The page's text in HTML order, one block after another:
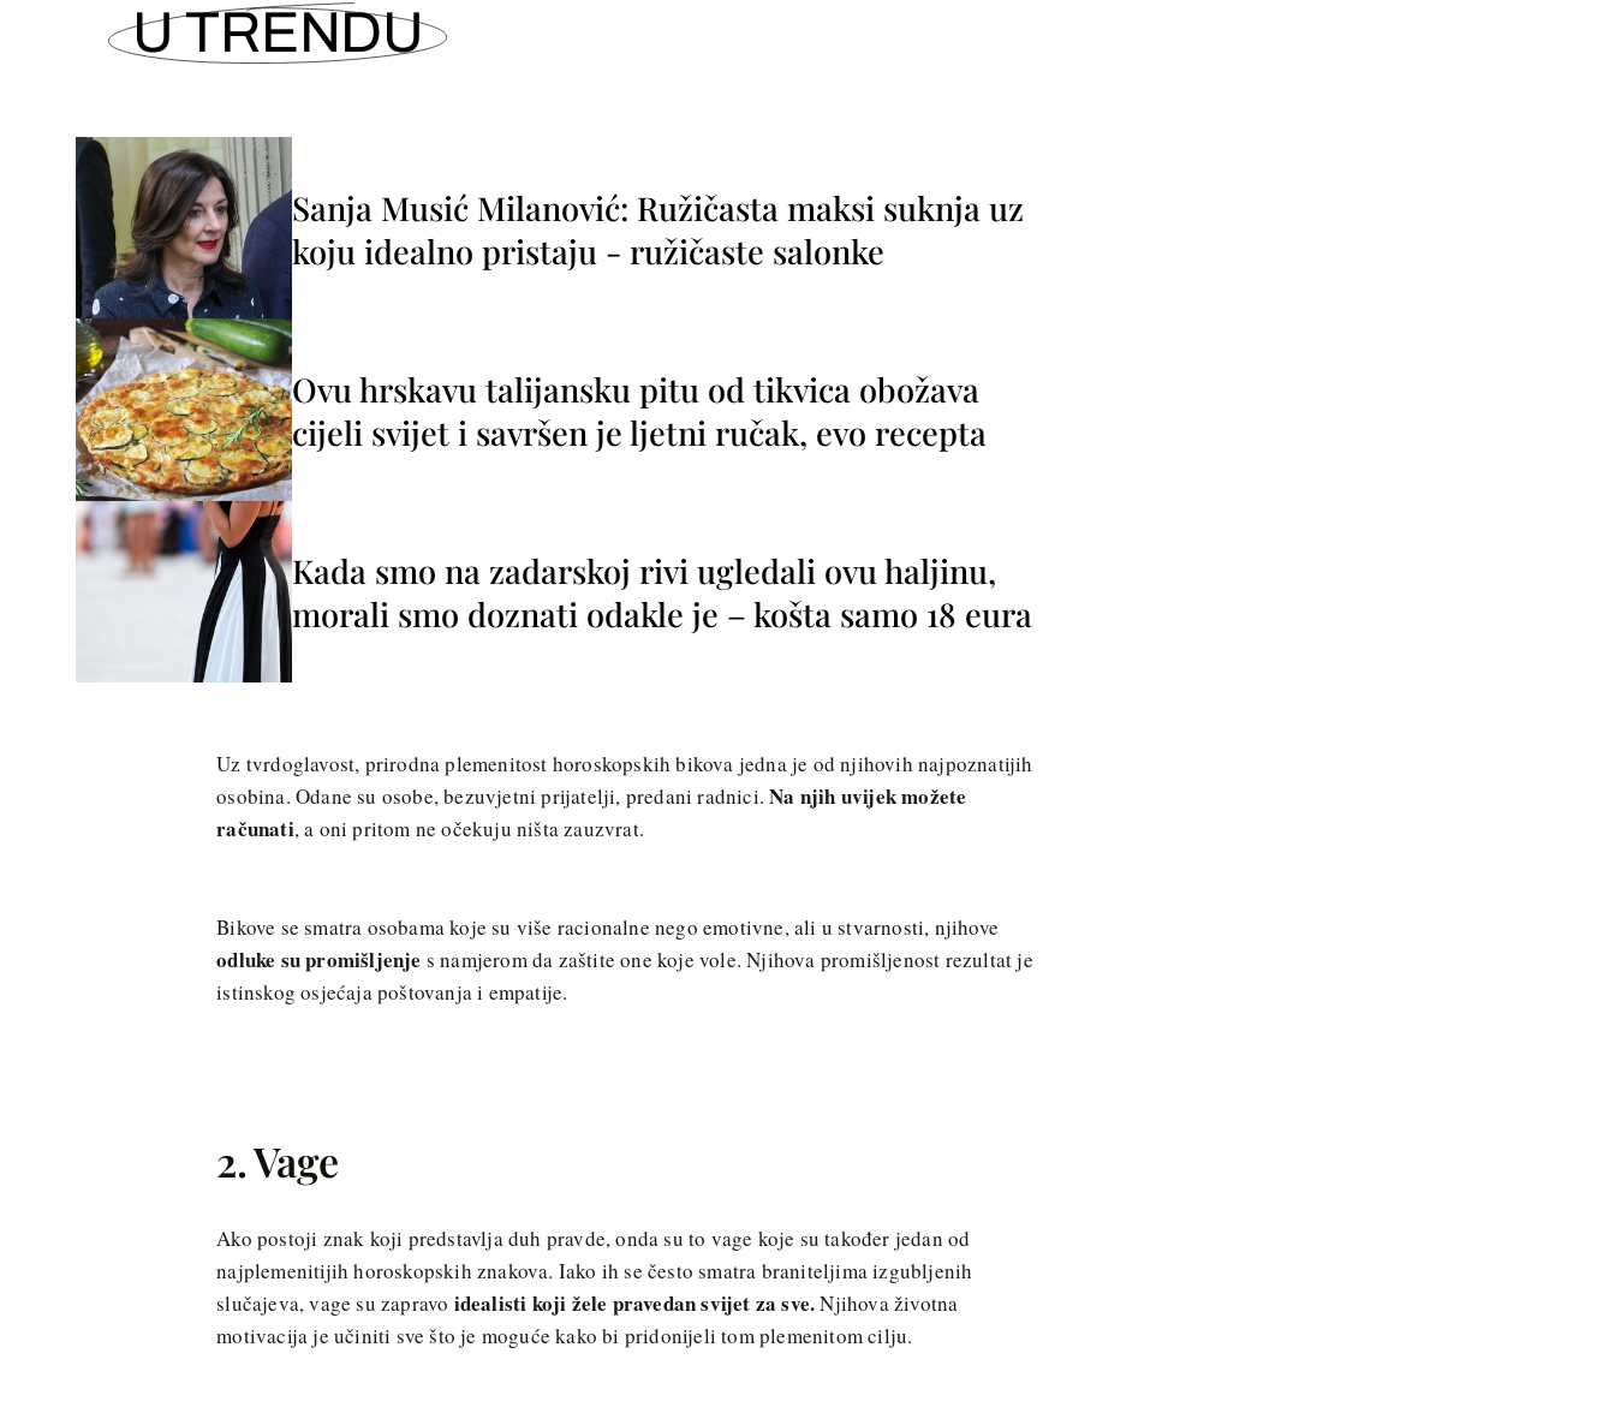
U TRENDU
Sanja Musić Milanović: Ružičasta maksi suknja uz
koju idealno pristaju - ružičaste salonke
Ovu hrskavu talijansku pitu od tikvica obožava
cijeli svijet i savršen je ljetni ručak, evo recepta
Kada smo na zadarskoj rivi ugledali ovu haljinu,
morali smo doznati odakle je – košta samo 18 eura
Uz tvrdoglavost, prirodna plemenitost horoskopskih bikova jedna je od njihovih najpoznatijih
osobina. Odane su osobe, bezuvjetni prijatelji, predani radnici.Na njih uvijek možete
računati, a oni pritom ne očekuju ništa zauzvrat.
Bikove se smatra osobama koje su više racionalne nego emotivne, ali u stvarnosti, njihove
odluke su promišljenje s namjerom da zaštite one koje vole. Njihova promišljenost rezultat je
istinskog osjećaja poštovanja i empatije.
2. Vage
Ako postoji znak koji predstavlja duh pravde, onda su to vage koje su također jedan od
najplemenitijih horoskopskih znakova. Iako ih se često smatra braniteljima izgubljenih
slučajeva, vage su zapravo idealisti koji žele pravedan svijet za sve.Njihova životna
motivacija je učiniti sve što je moguće kako bi pridonijeli tom plemenitom cilju.